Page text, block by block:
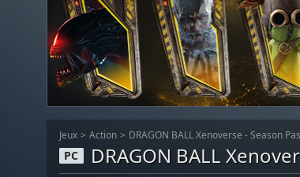
Jeux Action DRAGON BALL Xenoverse - Season
PC DRAGON BALL